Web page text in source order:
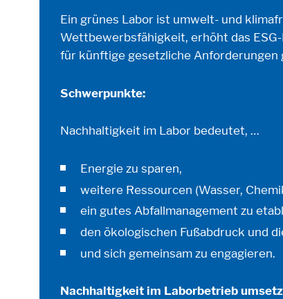
Ein grünes Labor ist umwelt- und
Wettbewerbsfähigkeit, erhöht das
für künftige gesetzliche Anforderungen
Schwerpunkte:
Nachhaltigkeit im Labor bedeutet, …
Energie zu sparen,
weitere Ressourcen (Wasser,
ein gutes Abfallmanagement zu
den ökologischen Fußabdruck und
und sich gemeinsam zu engagieren.
Nachhaltigkeit im Laborbetrieb
Cookie Informationen anzeigen
Statistik Cookies erfassen
Cookie Informationen anzeigen